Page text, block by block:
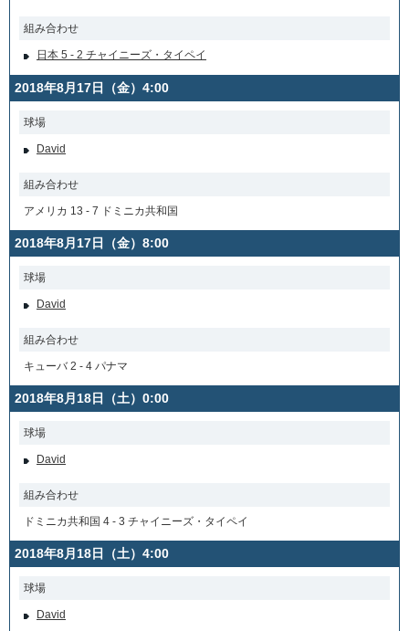
組み合わせ
日本 5 - 2 チャイニーズ・タイペイ
2018年8月17日（金）4:00
球場
David
組み合わせ
アメリカ 13 - 7 ドミニカ共和国
2018年8月17日（金）8:00
球場
David
組み合わせ
キューバ 2 - 4 パナマ
2018年8月18日（土）0:00
球場
David
組み合わせ
ドミニカ共和国 4 - 3 チャイニーズ・タイペイ
2018年8月18日（土）4:00
球場
David